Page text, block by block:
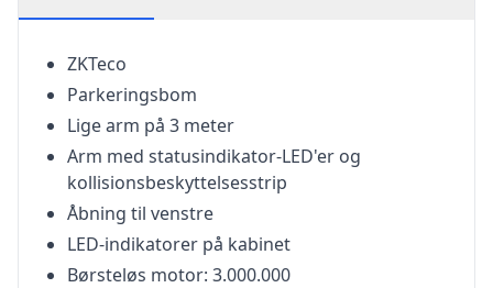
ZKTeco
Parkeringsbom
Lige arm på 3 meter
Arm med statusindikator-LED'er og
kollisionsbeskyttelsesstrip
Åbning til venstre
LED-indikatorer på kabinet
Børsteløs motor: 3.000.000